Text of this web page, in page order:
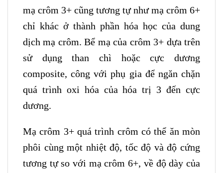
mạ crôm 3+ cũng tương tự như mạ crôm 6+
chỉ khác ở thành phần hóa học của dung
dịch mạ crôm. Bể mạ của crôm 3+ dựa trên
sử dụng than chì hoặc cực dương
composite, công với phụ gia để ngăn chặn
quá trình oxi hóa của hóa trị 3 đến cực
dương.
Mạ crôm 3+ quá trình crôm có thể ăn mòn
phôi cùng một nhiệt độ, tốc độ và độ cứng
tương tự so với mạ crôm 6+, về độ dày của